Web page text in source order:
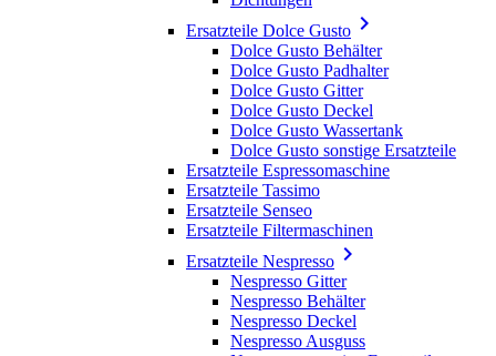
Ersatzteile Dolce Gusto 
Dolce Gusto Behälter
Dolce Gusto Padhalter
Dolce Gusto Gitter
Dolce Gusto Deckel
Dolce Gusto Wassertank
Dolce Gusto sonstige Ersatzteile
Ersatzteile Espressomaschine
Ersatzteile Tassimo
Ersatzteile Senseo
Ersatzteile Filtermaschinen
Ersatzteile Nespresso 
Nespresso Gitter
Nespresso Behälter
Nespresso Deckel
Nespresso Ausguss